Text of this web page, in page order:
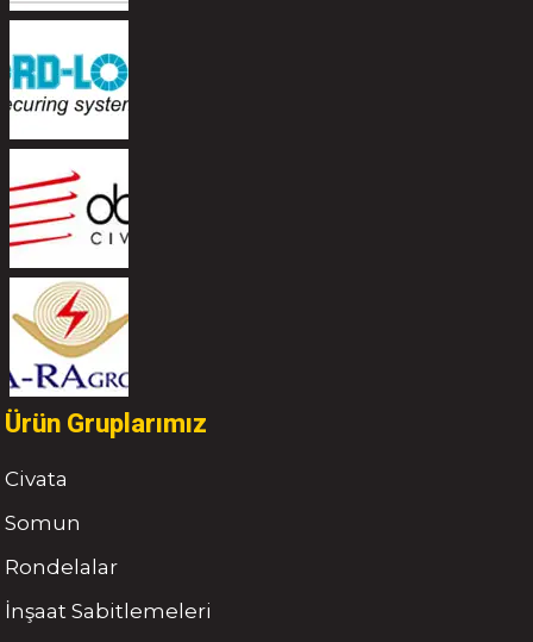
Ürün Gruplarımız
Civata
Somun
Rondelalar
İnşaat Sabitlemeleri